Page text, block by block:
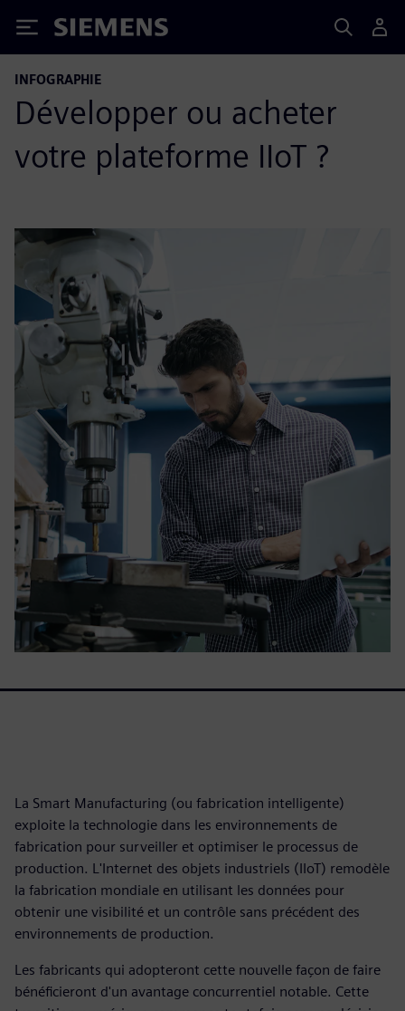
Siemens
INFOGRAPHIE
Développer ou acheter
votre plateforme IIoT ?
La Smart Manufacturing (ou fabrication intelligente)
exploite la technologie dans les environnements de
fabrication pour surveiller et optimiser le processus de
production. L'Internet des objets industriels (IIoT) remodèle
la fabrication mondiale en utilisant les données pour
obtenir une visibilité et un contrôle sans précédent des
environnements de production.
Les fabricants qui adopteront cette nouvelle façon de faire
bénéficieront d'un avantage concurrentiel notable. Cette